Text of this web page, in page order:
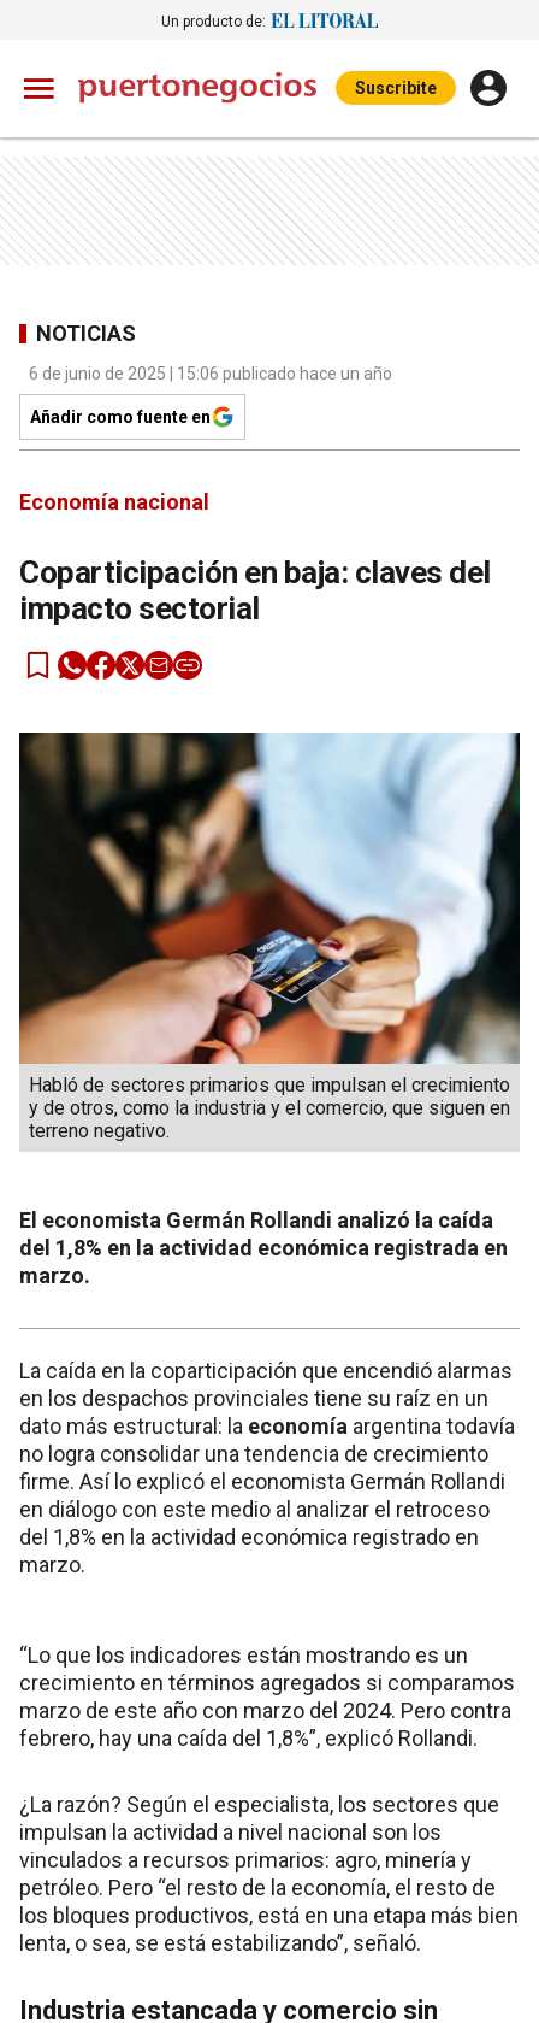
Un producto de:
Suscribite
NOTICIAS
6 de junio de 2025 | 15:06 publicado hace un año
Añadir como fuente en
Economía nacional
Coparticipación en baja: claves del
impacto sectorial
Habló de sectores primarios que impulsan el crecimiento
y de otros, como la industria y el comercio, que siguen en
terreno negativo.
El economista Germán Rollandi analizó la caída
del 1,8% en la actividad económica registrada en
marzo.
La caída en la coparticipación que encendió alarmas
en los despachos provinciales tiene su raíz en un
dato más estructural: la economía argentina todavía
no logra consolidar una tendencia de crecimiento
firme. Así lo explicó el economista Germán Rollandi
en diálogo con este medio al analizar el retroceso
del 1,8% en la actividad económica registrado en
marzo.
“Lo que los indicadores están mostrando es un
crecimiento en términos agregados si comparamos
marzo de este año con marzo del 2024. Pero contra
febrero, hay una caída del 1,8%”, explicó Rollandi.
¿La razón? Según el especialista, los sectores que
impulsan la actividad a nivel nacional son los
vinculados a recursos primarios: agro, minería y
petróleo. Pero “el resto de la economía, el resto de
los bloques productivos, está en una etapa más bien
lenta, o sea, se está estabilizando”, señaló.
Industria estancada y comercio sin